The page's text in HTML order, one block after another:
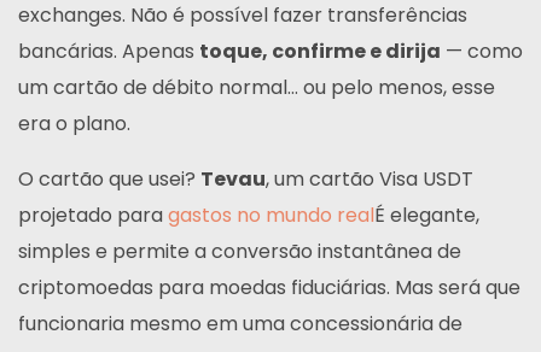
exchanges. Não é possível fazer transferências
bancárias. Apenas toque, confirme e dirija — como
um cartão de débito normal… ou pelo menos, esse
era o plano.
O cartão que usei? Tevau, um cartão Visa USDT
projetado paragastos no mundo realÉ elegante,
simples e permite a conversão instantânea de
criptomoedas para moedas fiduciárias. Mas será que
funcionaria mesmo em uma concessionária de